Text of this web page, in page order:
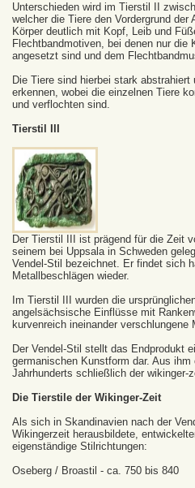
Unterschieden wird im Tierstil II
welcher die Tiere den Vordergrund der
Körper deutlich mit Kopf, Leib und
Flechtbandmotiven, bei denen nur die
angesetzt sind und dem
Die Tiere sind hierbei stark
erkennen, wobei die einzelnen Tiere
und verflochten sind.
Tierstil III
Der Tierstil III ist prägend für die Zeit
seinem bei Uppsala in Schweden
Vendel-Stil bezeichnet. Er findet sich
Metallbeschlägen wieder.
Im Tierstil III wurden die
angelsächsische Einflüsse mit
kurvenreich ineinander verschlungene
Der Vendel-Stil stellt das Endprodukt
germanischen Kunstform dar. Aus
Jahrhunderts schließlich der wikinger-
Die Tierstile der Wikinger-Zeit
Als sich in Skandinavien nach der
Wikingerzeit herausbildete,
eigenständige Stilrichtungen:
Oseberg / Broastil - ca. 750 bis 840